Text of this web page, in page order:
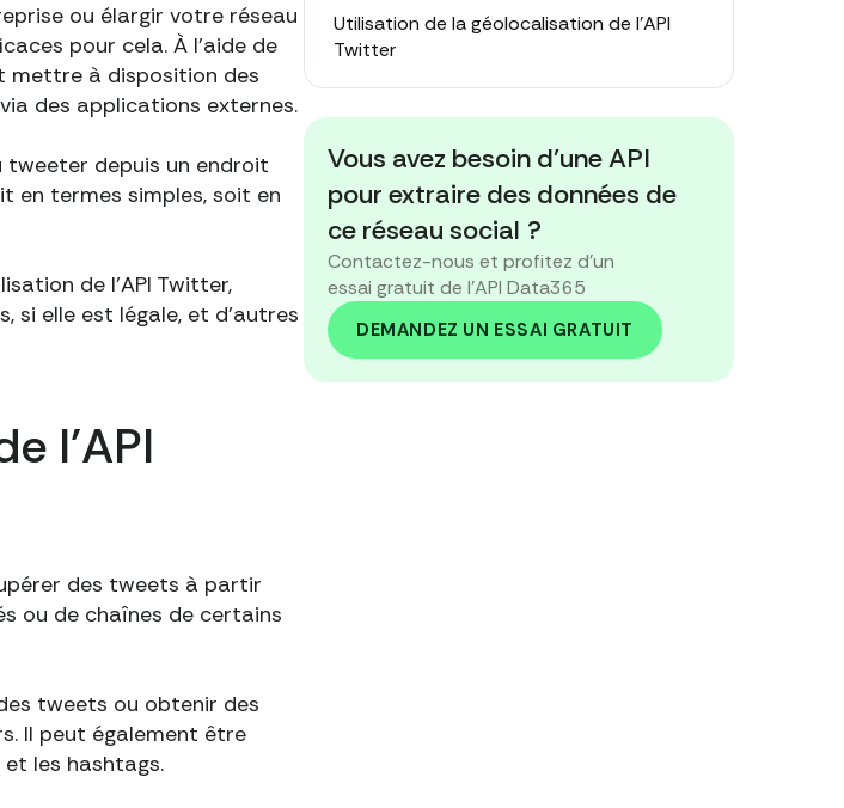
ou élargir votre réseau
pour cela. À l'aide de
mettre à disposition des
des applications externes.
tweeter depuis un endroit
en termes simples, soit en
de l'API Twitter,
si elle est légale, et d'autres
l'API
des tweets à partir
ou de chaînes de certains
tweets ou obtenir des
Il peut également être
les hashtags.
Utilisation de la géolocalisation de l'API
Twitter
Alternatives de localisation de l'API Twitter
Emplacement du Tweet dans l'API Twitter :
résumé
Vous avez besoin d'une API
pour extraire des données de
ce réseau social ?
Contactez-nous et profitez d'un
essai gratuit de l'API Data365
DEMANDEZ UN ESSAI GRATUIT